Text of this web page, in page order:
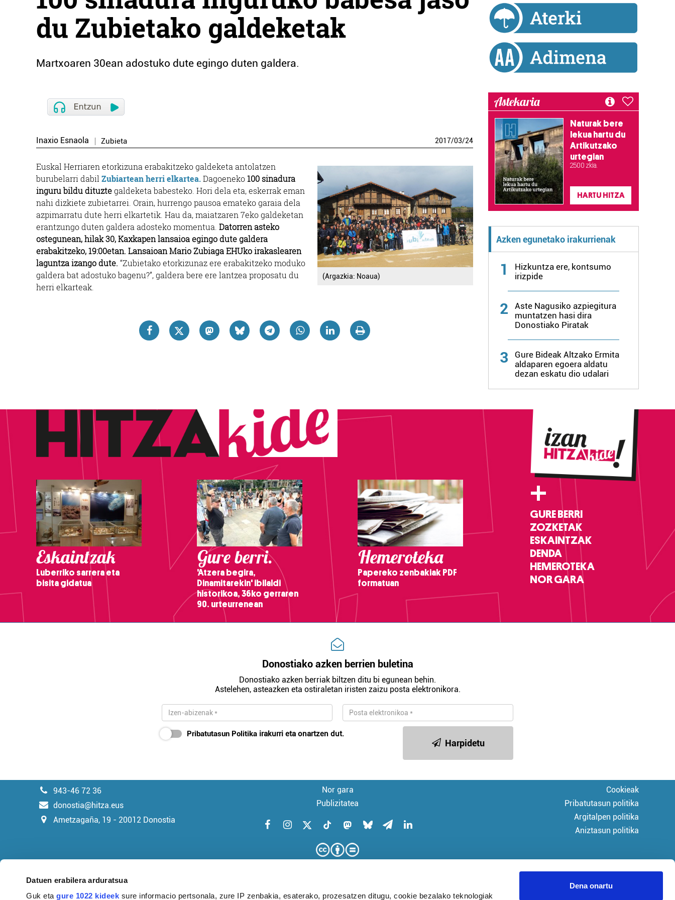
Datuen erabilera arduratsua
Guk etagure 1022 kideek sure informacio pertsonala, zure IP zenbakia, esaterako, prozesatzen ditugu, cookie bezalako teknologiak
Dena onartu
du Zubietako galdeketak
Martxoaren 30ean adostuko dute egingo duten galdera.
Inaxio Esnaola Zubieta 2017/03/24
(Argazkia: Noaua)
Euskal Herriaren etorkizuna erabakitzeko galdeketa antolatzen
burubelarri dabil Zubiartean herri elkartea.Dagoeneko100 sinadura
inguru bildu dituztegaldeketa babesteko. Hori dela eta, eskerrak eman
nahi dizkiete zubietarrei. Orain, hurrengo pausoa emateko garaia dela
azpimarratu dute herri elkartetik. Hau da, maiatzaren 7eko galdeketan
erantzungo duten galdera adosteko momentua. Datorren asteko
ostegunean, hilak 30, Kaxkapen lansaioa egingo dute galdera
erabakitzeko, 19:00etan. Lansaioan Mario Zubiaga EHUko irakaslearen
laguntza izango dute. “Zubietako etorkizunaz ere erabakitzeko moduko
galdera bat adostuko bagenu?”, galdera bere ere lantzea proposatu du
herri elkarteak.
Astekaria
Naturak bere
lekua hartu du
Artikutzako
urtegian
2.500 zkia.
HARTU HITZA
Azken egunetako irakurrienak
1
Hizkuntza ere, kontsumo
irizpide
2
Aste Nagusiko azpiegitura
muntatzen hasi dira
Donostiako Piratak
3
Gure Bideak Altzako Ermita
aldaparen egoera aldatu
dezan eskatu dio udalari
Eskaintzak
Luberriko sarrera eta
bisita gidatua
Gure berri.
'Atzera begira,
Dinamitarekin' ibilaldi
historikoa, 36ko gerraren
90. urteurrenean
Hemeroteka
Papereko zenbakiak PDF
formatuan
+
GURE BERRI
ZOZKETAK
ESKAINTZAK
DENDA
HEMEROTEKA
NOR GARA
Donostiako azken berrien buletina
Donostiako azken berriak biltzen ditu bi egunean behin.
Astelehen, asteazken eta ostiraletan iristen zaizu posta elektronikora.
Pribatutasun Politika irakurri eta onartzen dut.
Harpidetu
943-46 72 36
donostia@hitza.eus
Ametzagaña, 19 - 20012 Donostia
Nor gara
Publizitatea
Cookieak
Pribatutasun politika
Argitalpen politika
Aniztasun politika